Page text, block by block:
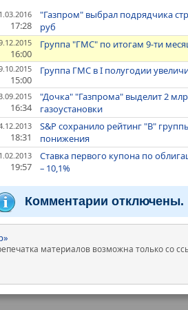
17:28
"Газпром" выбрал подрядчика
руб
16:00
Группа "ГМС" по итогам 9-ти
15:00
Группа ГМС в I полугодии
16:34
"Дочка" "Газпрома" выделит 2
газоустановки
18:31
S&P сохранило рейтинг "В"
понижения
19:57
Ставка первого купона по
– 10,1%
Комментарии отключены.
материалов возможна только со